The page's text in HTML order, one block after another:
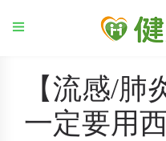
【流感/肺
一定要用